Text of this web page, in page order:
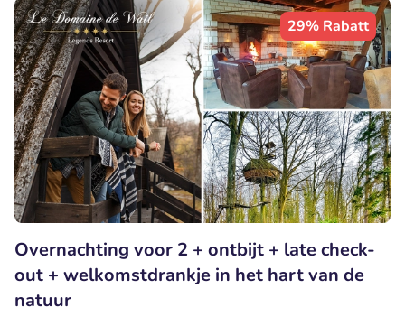
29% Rabatt
Overnachting voor 2 + ontbijt + late check-
out + welkomstdrankje in het hart van de
natuur